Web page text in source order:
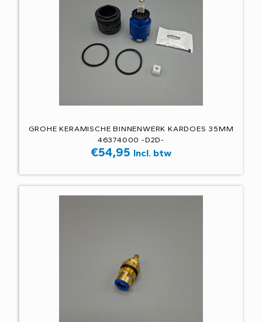
GROHE KERAMISCHE BINNENWERK KARDOES 35MM
46374000 -D2D-
€54,95 Incl. btw